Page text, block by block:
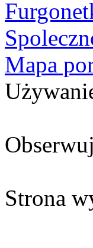
Mapa
Strona